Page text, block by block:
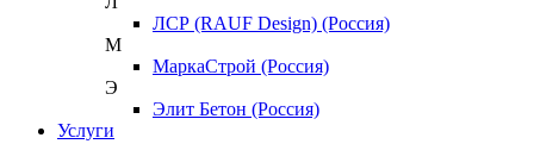
ЛСР (RAUF Design) (Россия)
М
МаркаСтрой (Россия)
Э
Элит Бетон (Россия)
Услуги